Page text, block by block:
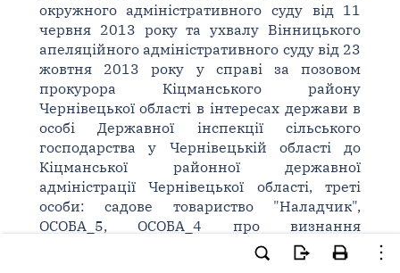
окружного адміністративного суду від 11
червня 2013 року та ухвалу Вінницького
апеляційного адміністративного суду від 23
жовтня 2013 року у справі за позовом
прокурора Кіцманського району
Чернівецької області в інтересах держави в
особі Державної інспекції сільського
господарства у Чернівецькій області до
Кіцманської районної державної
адміністрації Чернівецької області, треті
особи: садове товариство "Наладчик",
ОСОБА_5, ОСОБА_4 про визнання
незаконним та скасування розпорядження,